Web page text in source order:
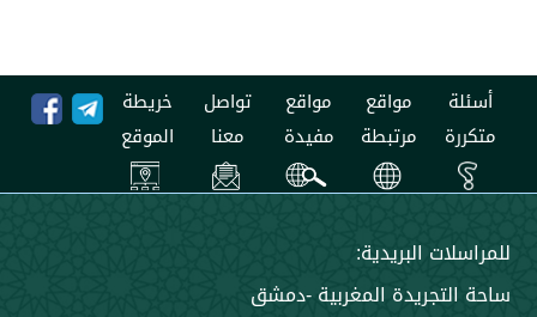
مواقع
مرتبطة
مواقع
مفيدة
تواصل
معنا
خريطة
الموقع
البريدية:
المغربية -دمشق